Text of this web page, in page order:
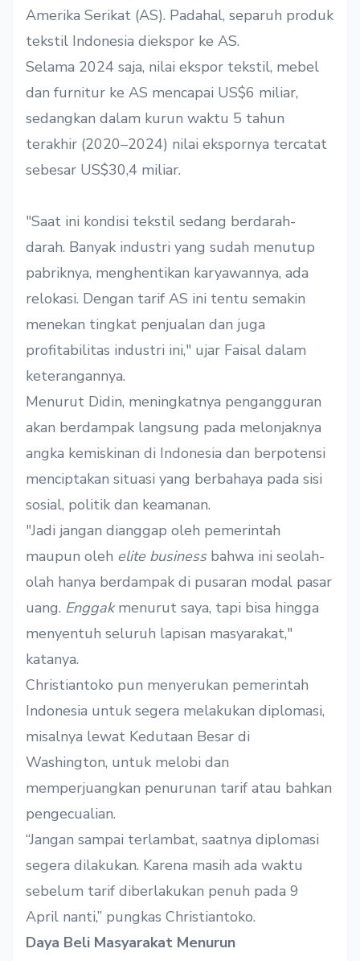
Amerika Serikat (AS). Padahal, separuh produk
tekstil Indonesia diekspor ke AS.
Selama 2024 saja, nilai ekspor tekstil, mebel
dan furnitur ke AS mencapai US$6 miliar,
sedangkan dalam kurun waktu 5 tahun
terakhir (2020–2024) nilai ekspornya tercatat
sebesar US$30,4 miliar.
"Saat ini kondisi tekstil sedang berdarah-
darah. Banyak industri yang sudah menutup
pabriknya, menghentikan karyawannya, ada
relokasi. Dengan tarif AS ini tentu semakin
menekan tingkat penjualan dan juga
profitabilitas industri ini," ujar Faisal dalam
keterangannya.
Menurut Didin, meningkatnya pengangguran
akan berdampak langsung pada melonjaknya
angka kemiskinan di Indonesia dan berpotensi
menciptakan situasi yang berbahaya pada sisi
sosial, politik dan keamanan.
"Jadi jangan dianggap oleh pemerintah
maupun oleh elite business bahwa ini seolah-
olah hanya berdampak di pusaran modal pasar
uang. Enggakmenurut saya, tapi bisa hingga
menyentuh seluruh lapisan masyarakat,"
katanya.
Christiantoko pun menyerukan pemerintah
Indonesia untuk segera melakukan diplomasi,
misalnya lewat Kedutaan Besar di
Washington, untuk melobi dan
memperjuangkan penurunan tarif atau bahkan
pengecualian.
“Jangan sampai terlambat, saatnya diplomasi
segera dilakukan. Karena masih ada waktu
sebelum tarif diberlakukan penuh pada 9
April nanti,” pungkas Christiantoko.
Daya Beli Masyarakat Menurun